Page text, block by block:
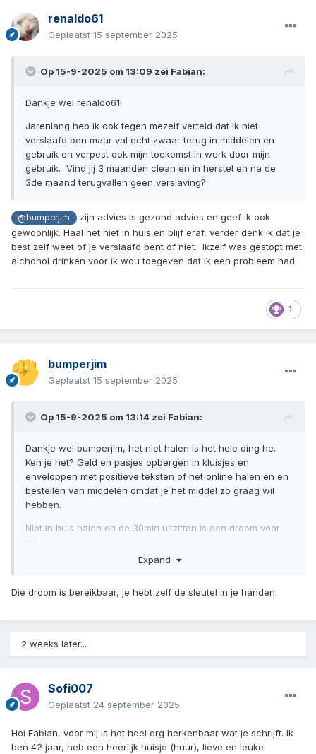
renaldo61
Geplaatst 15 september 2025
Op 15-9-2025 om 13:09 zei Fabian:
Dankje wel renaldo61!
Jarenlang heb ik ook tegen mezelf verteld dat ik niet
verslaafd ben maar val echt zwaar terug in middelen en
gebruik en verpest ook mijn toekomst in werk door mijn
gebruik. Vind jij 3 maanden clean en in herstel en na de
3de maand terugvallen geen verslaving?
@bumperjim
zijn advies is gezond advies en geef ik ook
gewoonlijk. Haal het niet in huis en blijf eraf, verder denk ik dat je
best zelf weet of je verslaafd bent of niet. Ikzelf was gestopt met
alchohol drinken voor ik wou toegeven dat ik een probleem had.
1
bumperjim
Geplaatst 15 september 2025
Op 15-9-2025 om 13:14 zei Fabian:
Dankje wel bumperjim, het niet halen is het hele ding he.
Ken je het? Geld en pasjes opbergen in kluisjes en
enveloppen met positieve teksten of het online halen en en
bestellen van middelen omdat je het middel zo graag wil
hebben.
Niet in huis halen en de 30min uitzitten is een droom voor
Expand
Die droom is bereikbaar, je hebt zelf de sleutel in je handen.
2 weeks later...
Sofi007
Geplaatst 24 september 2025
Hoi Fabian, voor mij is het heel erg herkenbaar wat je schrijft. Ik
ben 42 jaar, heb een heerlijk huisje (huur), lieve en leuke